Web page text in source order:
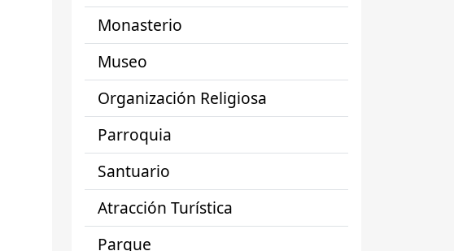
Monasterio
Museo
Organización Religiosa
Parroquia
Santuario
Atracción Turística
Parque